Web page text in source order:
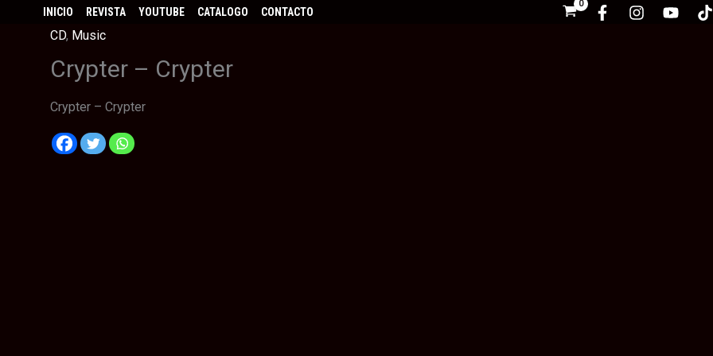
INICIO REVISTA YOUTUBE CATALOGO CONTACTO
CD, Music
Crypter – Crypter
Crypter – Crypter